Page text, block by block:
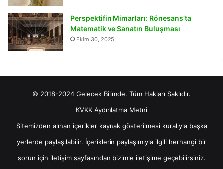
Perspektifin Mimarları: Rönesans’ta
Matematik ve Sanatın Buluşması
Ekim 30, 2025
© 2018-2024 Gelecek Bilimde. Tüm Hakları Saklıdır.
KVKK Aydınlatma Metni
Sitemizden alınan içerikler kaynak gösterilmesi kuralıyla başka
yerlerde paylaşılabilir. İçeriklerin paylaşımıyla ilgili herhangi bir
sorun için iletişimsayfasından bizimle iletişime geçebilirsiniz.